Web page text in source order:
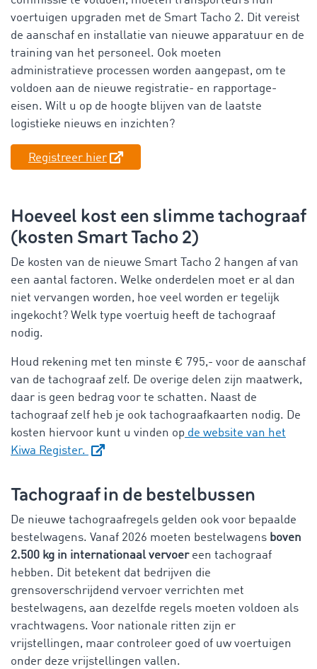
voertuigen upgraden met de Smart Tacho 2. Dit vereist
de aanschaf en installatie van nieuwe apparatuur en de
training van het personeel. Ook moeten
administratieve processen worden aangepast, om te
voldoen aan de nieuwe registratie- en rapportage-
eisen. Wilt u op de hoogte blijven van de laatste
logistieke nieuws en inzichten?
Registreer hier
Hoeveel kost een slimme tachograaf
(kosten Smart Tacho 2)
De kosten van de nieuwe Smart Tacho 2 hangen af van
een aantal factoren. Welke onderdelen moet er al dan
niet vervangen worden, hoe veel worden er tegelijk
ingekocht? Welk type voertuig heeft de tachograaf
nodig.
Houd rekening met ten minste € 795,- voor de aanschaf
van de tachograaf zelf. De overige delen zijn maatwerk,
daar is geen bedrag voor te schatten. Naast de
tachograaf zelf heb je ook tachograafkaarten nodig. De
kosten hiervoor kunt u vinden op de website van het
Kiwa Register.
Tachograaf in de bestelbussen
De nieuwe tachograafregels gelden ook voor bepaalde
bestelwagens. Vanaf 2026 moeten bestelwagens boven
2.500 kg in internationaal vervoer een tachograaf
hebben. Dit betekent dat bedrijven die
grensoverschrijdend vervoer verrichten met
bestelwagens, aan dezelfde regels moeten voldoen als
vrachtwagens. Voor nationale ritten zijn er
vrijstellingen, maar controleer goed of uw voertuigen
onder deze vrijstellingen vallen.